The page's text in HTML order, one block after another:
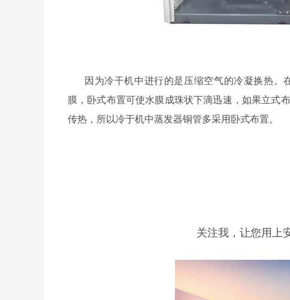
因为冷干机中进行的是压缩空气的冷凝换热
膜，卧式布置可使水膜成珠状下滴迅速，如果立式
传热，所以冷于机中蒸发器铜管多采用卧式布置。
关注我，让您用上